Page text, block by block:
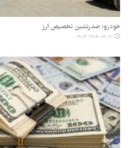
خودرو؛ صدرنشین تخصیص ارز
۱۴۰۴-۰۷-۰۲ ۰۹:۰۳